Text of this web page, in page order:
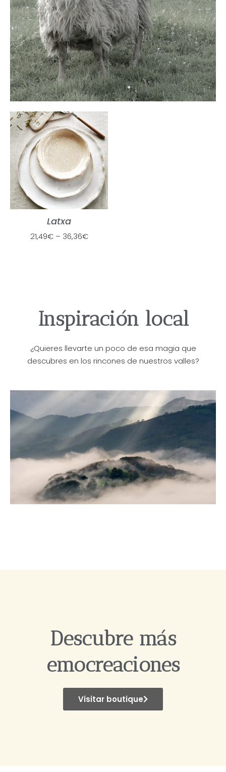
Latxa
21,49€– 36,36€
Inspiración local
¿Quieres llevarte un poco de esa magia que
descubres en los rincones de nuestros valles?
Descubre más
emocreaciones
Visitar boutique